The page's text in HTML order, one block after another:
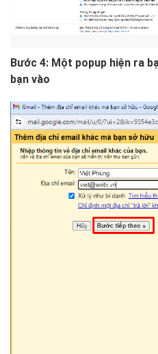
Bước 4: Một popup hiện ra
bạn vào